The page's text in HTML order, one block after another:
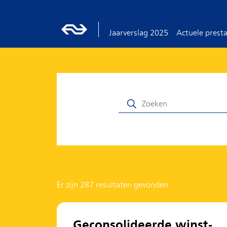
Jaarverslag 2025 Actuele
Er zijn 287 resultaten gevonden